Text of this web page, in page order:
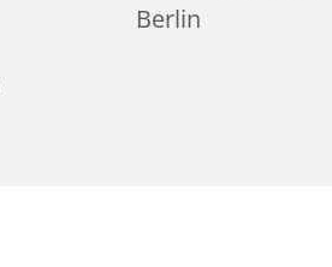
Berlin